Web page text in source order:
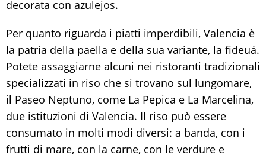
decorata con azulejos.
Per quanto riguarda i piatti imperdibili, Valencia è
la patria della paella e della sua variante, la fideuá.
Potete assaggiarne alcuni nei ristoranti tradizionali
specializzati in riso che si trovano sul lungomare,
il Paseo Neptuno, come La Pepica e La Marcelina,
due istituzioni di Valencia. Il riso può essere
consumato in molti modi diversi: a banda, con i
frutti di mare, con la carne, con le verdure e